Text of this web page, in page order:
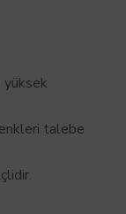
yüksek
talebe